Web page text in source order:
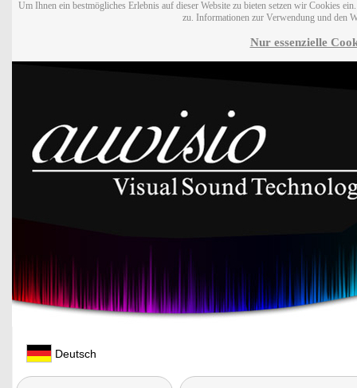
Um Ihnen ein bestmögliches Erlebnis auf dieser Website zu bieten setzen wir Cookies
zu. Informationen zur Verwendung und den
Nur essenzielle
Deutsch